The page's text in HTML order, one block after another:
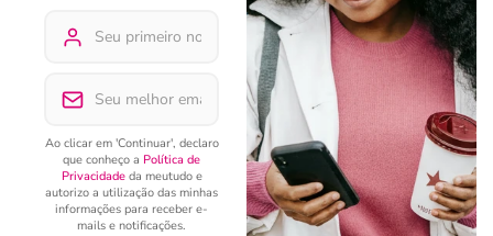
Ao clicar em 'Continuar', declaro
que conheço a Política de
Privacidadeda meutudo e
autorizo a utilização das minhas
informações para receber e-
mails e notificações.